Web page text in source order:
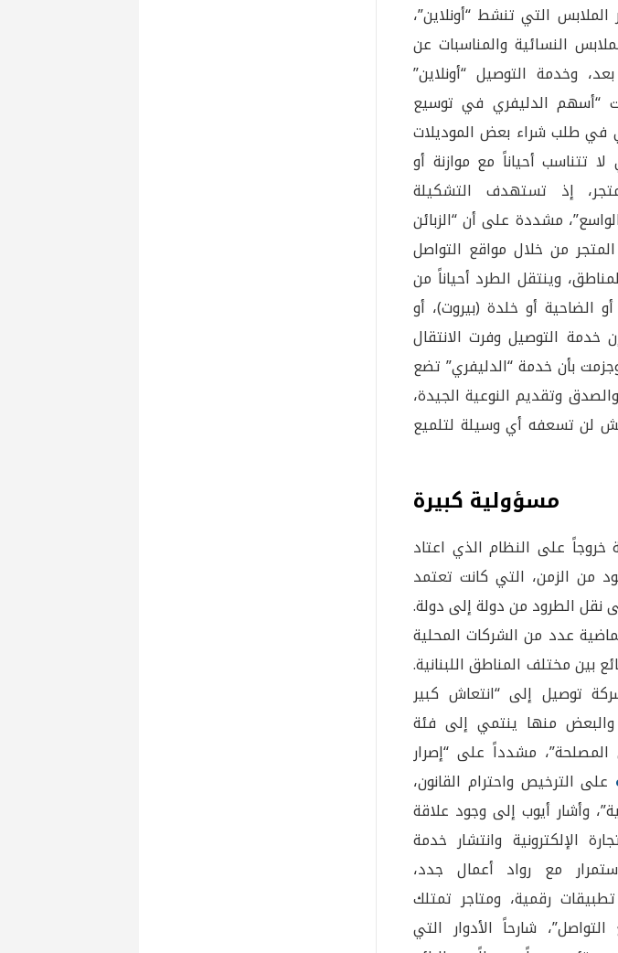
التي تنشط “أونلاين”،
النسائية والمناسبات عن
وخدمة التوصيل “أونلاين”
“أسهم الدليفري في توسيع
في طلب شراء بعض الموديلات
تتناسب أحياناً مع موازنة أو
إذ تستهدف التشكيلة
مشددة على أن “الزبائن
من خلال مواقع التواصل
وينتقل الطرد أحياناً من
الضاحية أو خلدة (بيروت)، أو
خدمة التوصيل وفرت الانتقال
بأن خدمة “الدليفري” تضع
وتقديم النوعية الجيدة،
لن تسعفه أي وسيلة لتلميع
مسؤولية كبيرة
على النظام الذي اعتاد
من الزمن، التي كانت تعتمد
الطرود من دولة إلى دولة.
عدد من الشركات المحلية
بين مختلف المناطق اللبنانية.
توصيل إلى “انتعاش كبير
والبعض منها ينتمي إلى فئة
مشدداً على “إصرار
على الترخيص واحترام القانون،
وأشار أيوب إلى وجود علاقة
الإلكترونية وانتشار خدمة
مع رواد أعمال جدد،
رقمية، ومتاجر تمتلك
شارحاً الأدوار التي